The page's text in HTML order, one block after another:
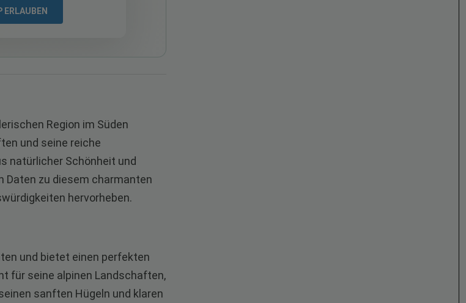
ERLAUBEN
Region im Süden
und seine reiche
natürlicher Schönheit und
Daten zu diesem charmanten
hervorheben.
und bietet einen perfekten
für seine alpinen Landschaften,
sanften Hügeln und klaren